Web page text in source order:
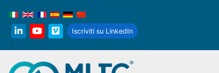
linkedinyoutube
vimeo
Iscriviti su LinkedIn